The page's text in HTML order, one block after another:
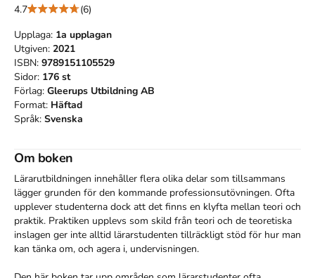
4.7
(6)
Upplaga: 1a upplagan
Utgiven: 2021
ISBN: 9789151105529
Sidor: 176 st
Förlag: Gleerups Utbildning AB
Format: Häftad
Språk: Svenska
Om boken
Lärarutbildningen innehåller flera olika delar som tillsammans
lägger grunden för den kommande professionsutövningen. Ofta
upplever studenterna dock att det finns en klyfta mellan teori och
praktik. Praktiken upplevs som skild från teori och de teoretiska
inslagen ger inte alltid lärarstudenten tillräckligt stöd för hur man
kan tänka om, och agera i, undervisningen.